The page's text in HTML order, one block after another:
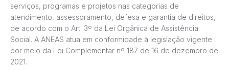
serviços, programas e projetos nas categorias de
atendimento, assessoramento, defesa e garantia de direitos,
de acordo com o Art. 3º da Lei Orgânica de Assistência
Social. A ANEAS atua em conformidade à legislação vigente
por meio da Lei Complementar nº 187 de 16 de dezembro de
2021.